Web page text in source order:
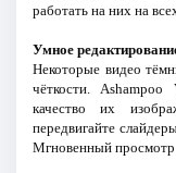
работать на них на
Умное
Некоторые видео
чёткости.
качество их
передвигайте
Мгновенный просмотр